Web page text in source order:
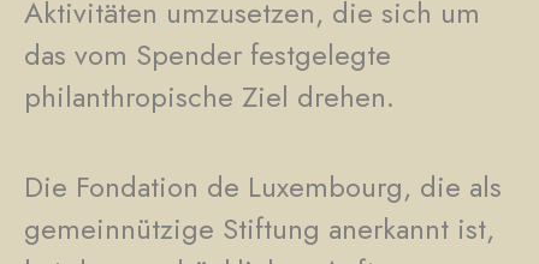
Aktivitäten umzusetzen, die sich um
das vom Spender festgelegte
philanthropische Ziel drehen.
Die Fondation de Luxembourg, die als
gemeinnützige Stiftung anerkannt ist,